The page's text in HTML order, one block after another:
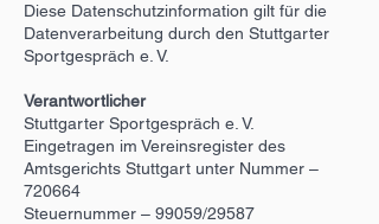
Diese Datenschutzinformation gilt für die
Datenverarbeitung durch den Stuttgarter
Sportgespräch e. V.
Verantwortlicher
Stuttgarter Sportgespräch e. V.
Eingetragen im Vereinsregister des
Amtsgerichts Stuttgart unter Nummer –
720664
Steuernummer – 99059/29587